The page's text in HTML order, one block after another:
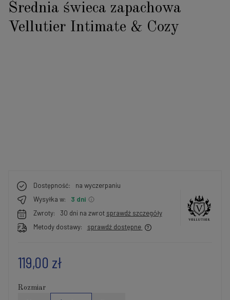
Średnia świeca zapachowa
Vellutier Intimate & Cozy
Dostępność:
na wyczerpaniu
Wysyłka w:
3 dni
Zwroty:
30 dni na zwrot sprawdź szczegóły
Metody dostawy:
sprawdź dostępne
119,00 zł
Rozmiar